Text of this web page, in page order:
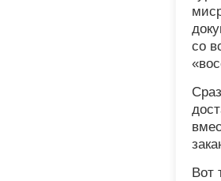
со
Вот